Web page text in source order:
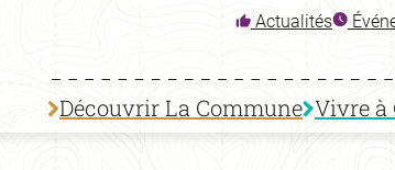
Actualités
Découvrir La Commune Vivre à